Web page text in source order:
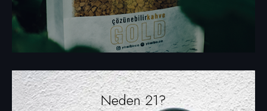
Neden 21?